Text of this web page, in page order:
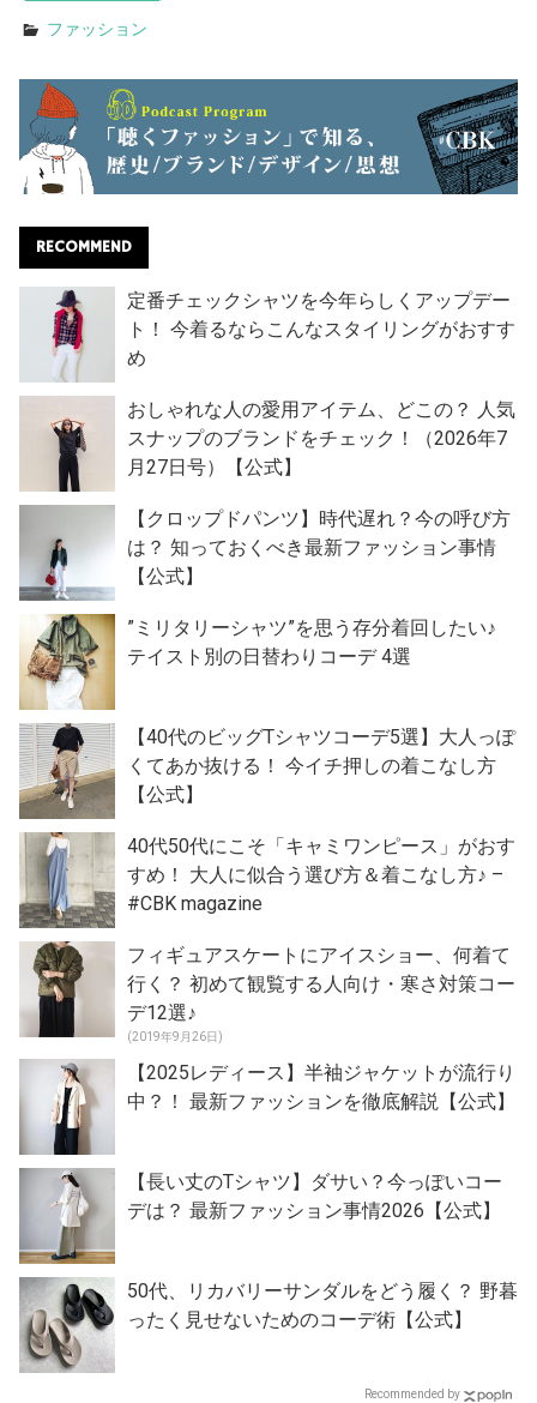
ファッション
RECOMMEND
定番チェックシャツを今年らしくアップデー
ト！ 今着るならこんなスタイリングがおすす
め
おしゃれな人の愛用アイテム、どこの？ 人気
スナップのブランドをチェック！（2026年7
月27日号）【公式】
【クロップドパンツ】時代遅れ？今の呼び方
は？ 知っておくべき最新ファッション事情
【公式】
”ミリタリーシャツ”を思う存分着回したい♪
テイスト別の日替わりコーデ 4選
【40代のビッグTシャツコーデ5選】大人っぽ
くてあか抜ける！ 今イチ押しの着こなし方
【公式】
40代50代にこそ「キャミワンピース」がおす
すめ！ 大人に似合う選び方＆着こなし方♪ –
#CBK magazine
フィギュアスケートにアイスショー、何着て
行く？ 初めて観覧する人向け・寒さ対策コー
デ12選♪
(2019年9月26日)
【2025レディース】半袖ジャケットが流行り
中？！ 最新ファッションを徹底解説【公式】
【長い丈のTシャツ】ダサい？今っぽいコー
デは？ 最新ファッション事情2026【公式】
50代、リカバリーサンダルをどう履く？ 野暮
ったく見せないためのコーデ術【公式】
Recommended by